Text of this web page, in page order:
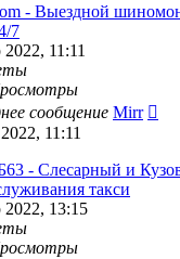
- Выездной
7
11:11
сообщение Mirr
11:11
- Слесарный и
такси
2022, 13:15